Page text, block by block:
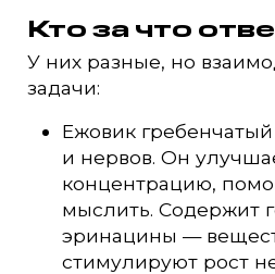
Кто за что
У них разные, но
задачи:
Ежовик
и нервов. Он
концентрацию,
мыслить. Содержит
эринацины —
стимулируют рост